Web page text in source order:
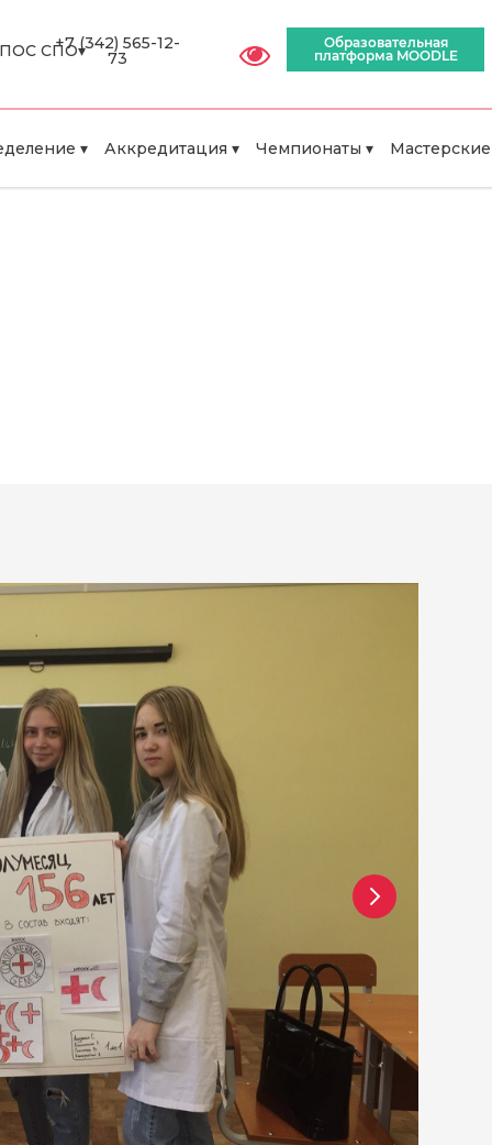
+7 (342) 565-12-
73
Образовательная
платформа MOODLE
СПО▾
▾ Аккредитация ▾ Чемпионаты ▾ Мастерские